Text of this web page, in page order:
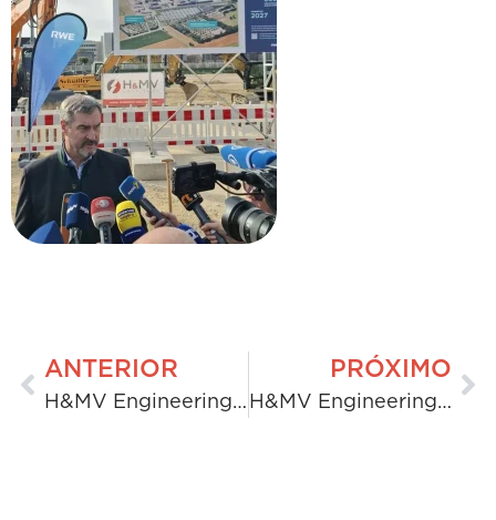
ANTERIOR
H&MV Engineering nomeada para entregar o maior projeto de armazenamento de energia em baterias do Reino Unido em Thorpe Marsh
PRÓXIMO
H&MV Engineering ganha prémio de serviço de excelência no Scottish Green Energy Awards